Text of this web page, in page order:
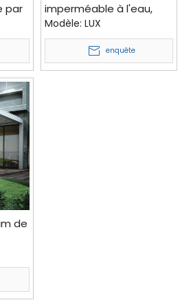
par
imperméable à l'eau,
pergola de belvédère
sur la terrasse
Modèle: LUX
enquête
de